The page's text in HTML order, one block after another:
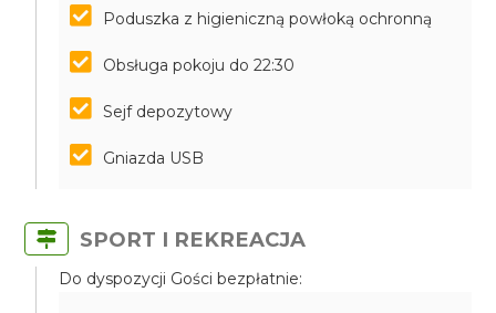
Poduszka z higieniczną powłoką ochronną
Obsługa pokoju do 22:30
Sejf depozytowy
Gniazda USB
SPORT I REKREACJA
Do dyspozycji Gości bezpłatnie: